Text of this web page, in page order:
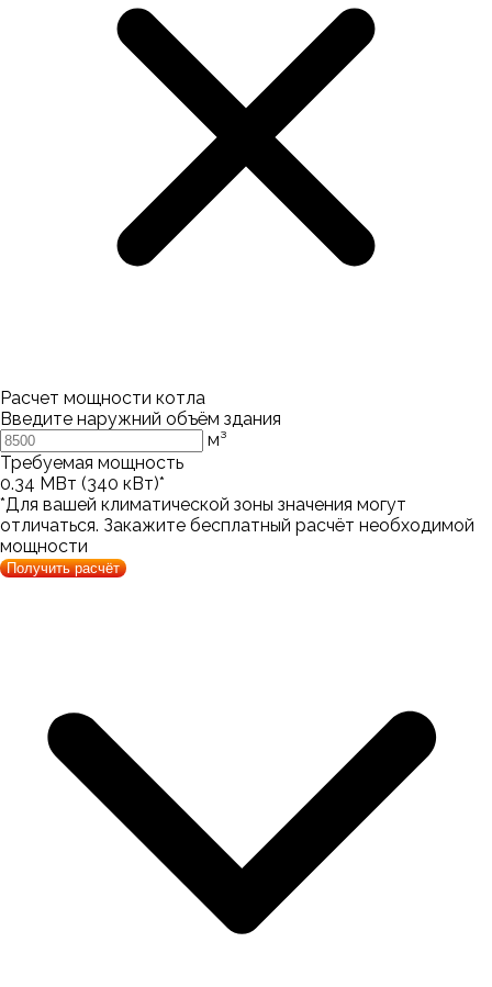
Расчет мощности котла
Введите наружний объём здания
м³
Требуемая мощность
0.34 МВт (340 кВт)*
*Для вашей климатической зоны значения могут
отличаться. Закажите бесплатный расчёт необходимой
мощности
Получить расчёт